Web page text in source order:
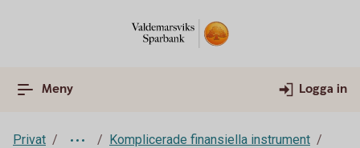
Meny Logga in
Privat
Komplicerade finansiella instrument